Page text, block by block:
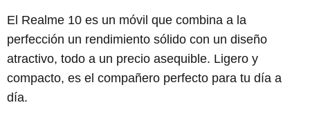
El Realme 10 es un móvil que combina a la
perfección un rendimiento sólido con un diseño
atractivo, todo a un precio asequible. Ligero y
compacto, es el compañero perfecto para tu día a
día.